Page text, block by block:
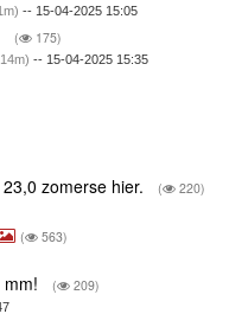
-- 15-04-2025 15:05
( 175)
14m) -- 15-04-2025 15:35
zomerse hier. ( 220)
( 563)
( 209)